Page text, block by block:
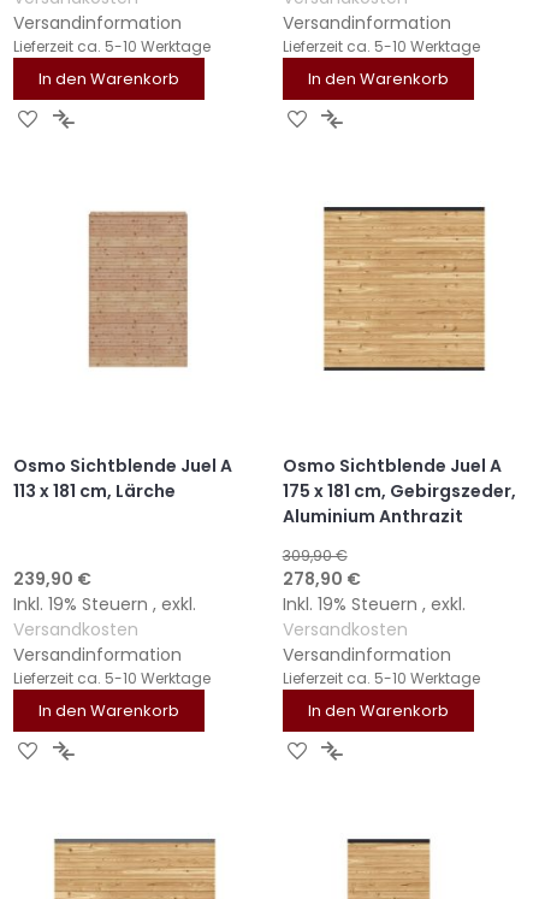
Versandinformation
Lieferzeit ca. 5-10 Werktage
In den Warenkorb
ZURZUR
Versandinformation
Lieferzeit ca. 5-10 Werktage
In den Warenkorb
ZURZUR
Osmo Sichtblende Juel A
113 x 181 cm, Lärche
239,90 €
Inkl. 19% Steuern , exkl.
Versandkosten
Versandinformation
Lieferzeit ca. 5-10 Werktage
In den Warenkorb
ZURZUR
Osmo Sichtblende Juel A
175 x 181 cm, Gebirgszeder,
Aluminium Anthrazit
309,90 €
Sonderangebot
278,90 €
Inkl. 19% Steuern , exkl.
Versandkosten
Versandinformation
Lieferzeit ca. 5-10 Werktage
In den Warenkorb
ZURZUR